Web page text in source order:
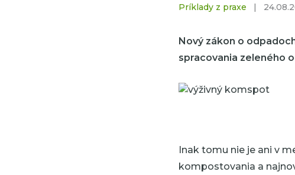
Príklady z praxe
Nový zákon o
spracovania zeleného
Inak tomu nie je ani v
kompostovania a